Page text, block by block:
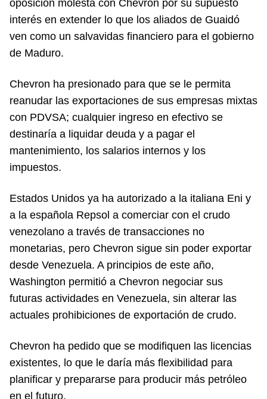
oposición molesta con Chevron por su supuesto
interés en extender lo que los aliados de Guaidó
ven como un salvavidas financiero para el gobierno
de Maduro.
Chevron ha presionado para que se le permita
reanudar las exportaciones de sus empresas mixtas
con PDVSA; cualquier ingreso en efectivo se
destinaría a liquidar deuda y a pagar el
mantenimiento, los salarios internos y los
impuestos.
Estados Unidos ya ha autorizado a la italiana Eni y
a la española Repsol a comerciar con el crudo
venezolano a través de transacciones no
monetarias, pero Chevron sigue sin poder exportar
desde Venezuela. A principios de este año,
Washington permitió a Chevron negociar sus
futuras actividades en Venezuela, sin alterar las
actuales prohibiciones de exportación de crudo.
Chevron ha pedido que se modifiquen las licencias
existentes, lo que le daría más flexibilidad para
planificar y prepararse para producir más petróleo
en el futuro.